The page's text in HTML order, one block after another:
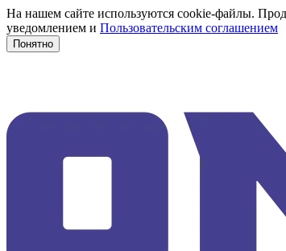
На нашем сайте используются cookie-файлы.
уведомлением и Пользовательским соглашением
Понятно